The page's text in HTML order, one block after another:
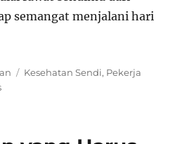
semangat menjalani hari
Tags
Kesehatan Sendi, Pekerja